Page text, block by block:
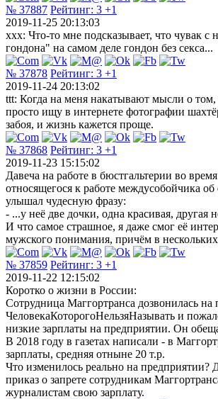
№ 37887 Рейтинг: 3 +1
2019-11-25 20:13:03
xxx: Что-то мне подсказывает, что чувак с
гондона" на самом деле гондон без секса...
№ 37878 Рейтинг: 3 +1
2019-11-24 20:13:02
ttt: Когда на меня накатывают мысли о том,
просто ищу в интернете фотографии
забоя, и жизнь кажется проще.
№ 37868 Рейтинг: 3 +1
2019-11-23 15:15:02
Давеча на работе в бюстгальтерии во
относящегося к работе междусобойчика
улышал чудесную фразу:
- ...у неё две дочки, одна красивая, другая
И что самое страшное, я даже смог её
мужского понимания, причём в
№ 37859 Рейтинг: 3 +1
2019-11-22 12:15:02
Коротко о жизни в России:
Сотрудница Маггортранса дозвонилась
ЧеловекаКоторогоНельзяНазывать и
низкие зарплаты на предприятии. Он
В 2018 году в газетах написали - в
зарплаты, средняя отныне 20 т.р.
Что изменилось реально на предприятии?
приказ о запрете сотрудникам
журналистам свою зарплату.